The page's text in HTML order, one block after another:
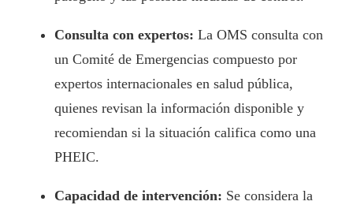
Consulta con expertos: La OMS consulta con
un Comité de Emergencias compuesto por
expertos internacionales en salud pública,
quienes revisan la información disponible y
recomiendan si la situación califica como una
PHEIC.
Capacidad de intervención: Se considera la